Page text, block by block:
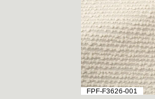
FPF-F3626-001